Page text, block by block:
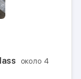
около 4